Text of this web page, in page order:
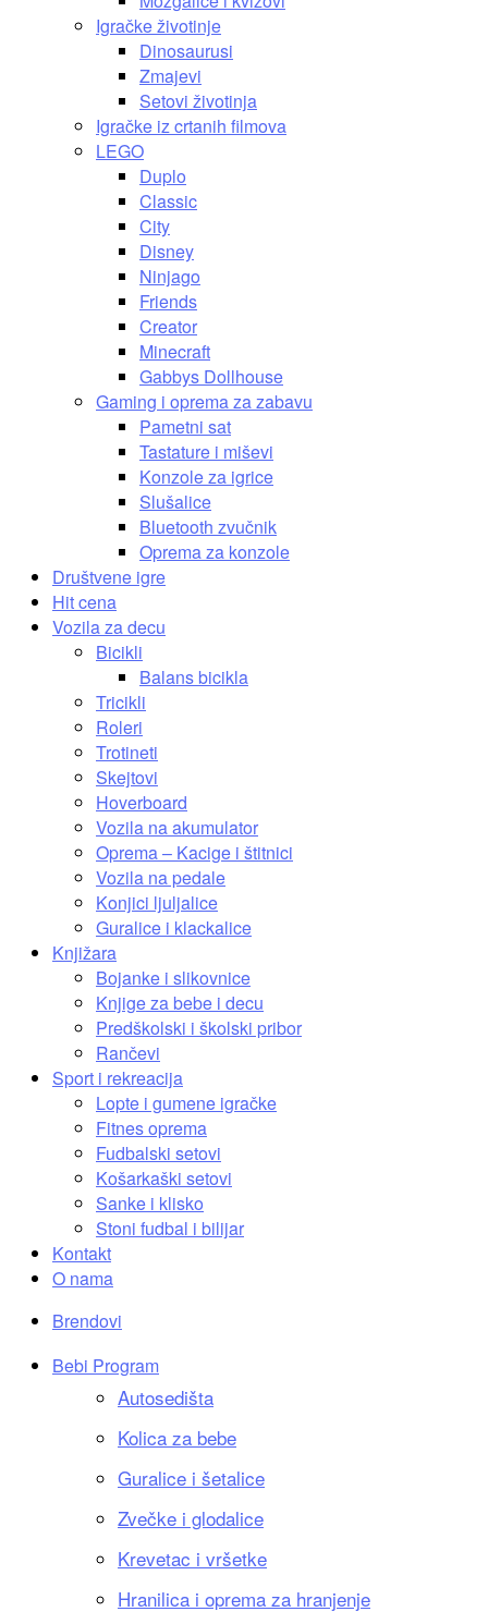
Igračke životinje
Dinosaurusi
Zmajevi
Setovi životinja
Igračke iz crtanih filmova
LEGO
Duplo
Classic
City
Disney
Ninjago
Friends
Creator
Minecraft
Gabbys Dollhouse
Gaming i oprema za zabavu
Pametni sat
Tastature i miševi
Konzole za igrice
Slušalice
Bluetooth zvučnik
Oprema za konzole
Društvene igre
Hit cena
Vozila za decu
Bicikli
Balans bicikla
Tricikli
Roleri
Trotineti
Skejtovi
Hoverboard
Vozila na akumulator
Oprema – Kacige i štitnici
Vozila na pedale
Konjici ljuljalice
Guralice i klackalice
Knjižara
Bojanke i slikovnice
Knjige za bebe i decu
Predškolski i školski pribor
Rančevi
Sport i rekreacija
Lopte i gumene igračke
Fitnes oprema
Fudbalski setovi
Košarkaški setovi
Sanke i klisko
Stoni fudbal i bilijar
Kontakt
O nama
Brendovi
Bebi Program
Autosedišta
Kolica za bebe
Guralice i šetalice
Zvečke i glodalice
Krevetac i vršetke
Hranilica i oprema za hranjenje